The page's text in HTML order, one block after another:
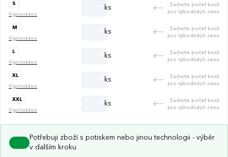
S
Vyprodáno
ks
Zadejte počet kusů
pro výhodnější cenu
M
Vyprodáno
ks
Zadejte počet kusů
pro výhodnější cenu
L
Vyprodáno
ks
Zadejte počet kusů
pro výhodnější cenu
XL
Vyprodáno
ks
Zadejte počet kusů
pro výhodnější cenu
XXL
Vyprodáno
ks
Zadejte počet kusů
pro výhodnější cenu
Potřebuji zboží s potiskem nebo jinou technologii - výběr
v dalším kroku